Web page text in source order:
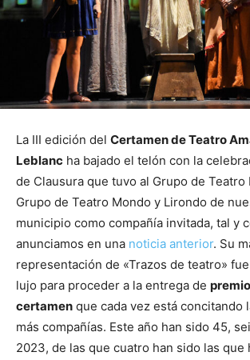
La III edición del Certamen de Teatro
Leblanc ha bajado el telón con la
de Clausura que tuvo al Grupo de Teatro
Grupo de Teatro Mondo y Lirondo de
municipio como compañía invitada, tal y
anunciamos en una noticia anterior. Su
representación de «Trazos de teatro»
lujo para proceder a la entrega de
certamen que cada vez está concitando
más compañías. Este año han sido 45,
2023, de las que cuatro han sido las que